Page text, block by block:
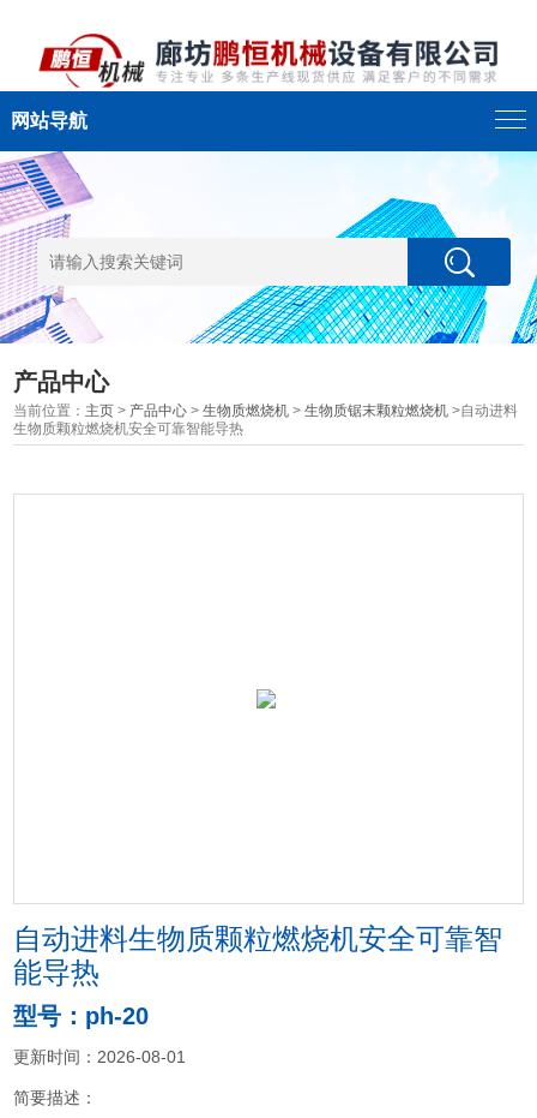
网站导航
产品中心
当前位置： 主页 > 产品中心 >生物质燃烧机 >生物质锯末颗粒燃烧机 >自动进料
生物质颗粒燃烧机安全可靠智能导热
自动进料生物质颗粒燃烧机安全可靠智
能导热
型号：ph-20
更新时间：2026-08-01
简要描述：